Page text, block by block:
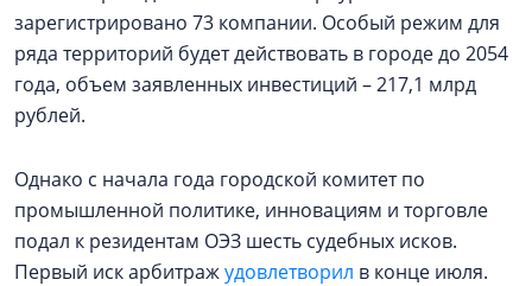
зарегистрировано 73 компании. Особый режим для
ряда территорий будет действовать в городе до 2054
года, объем заявленных инвестиций – 217,1 млрд
рублей.
Однако с начала года городской комитет по
промышленной политике, инновациям и торговле
подал к резидентам ОЭЗ шесть судебных исков.
Первый иск арбитражудовлетворил в конце июля.